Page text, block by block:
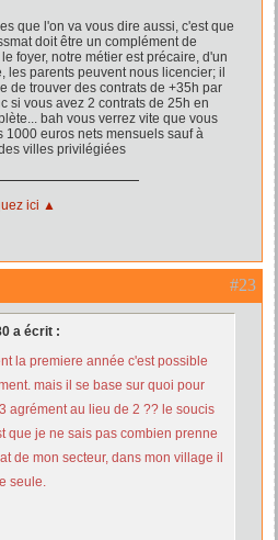
que l'on va vous dire aussi, c'est que
doit être un complément de
foyer, notre métier est précaire, d'un
les parents peuvent nous licencier; il
de trouver des contrats de +35h par
si vous avez 2 contrats de 25h en
bah vous verrez vite que vous
1000 euros nets mensuels sauf à
villes privilégiées
ici ▲
#23
a écrit :
la premiere année c'est possible
mais il se base sur quoi pour
agrément au lieu de 2 ?? le soucis
que je ne sais pas combien prenne
de mon secteur, dans mon village il
seule.